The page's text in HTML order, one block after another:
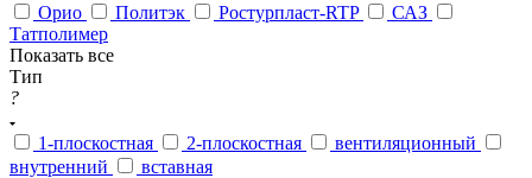
Орио
Политэк Ростурпласт-RTP
САЗ
Татполимер
Показать все
Тип
?
1-плоскостная 2-плоскостная
вентиляционный
внутренний
вставная